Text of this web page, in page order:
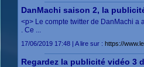
DanMachi saison 2, la
<p> Le compte twitter de DanMachi a
. Ce ...
17/06/2019 17:48 | A lire sur : https://
Regardez la publicité vidéo 3